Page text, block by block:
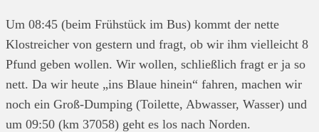
Um 08:45 (beim Frühstück im Bus) kommt der nette
Klostreicher von gestern und fragt, ob wir ihm vielleicht 8
Pfund geben wollen. Wir wollen, schließlich fragt er ja so
nett. Da wir heute „ins Blaue hinein“ fahren, machen wir
noch ein Groß-Dumping (Toilette, Abwasser, Wasser) und
um 09:50 (km 37058) geht es los nach Norden.